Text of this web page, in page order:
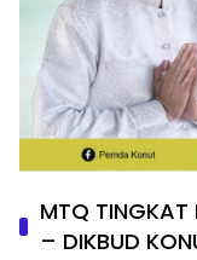
MTQ TINGKAT
– DIKBUD